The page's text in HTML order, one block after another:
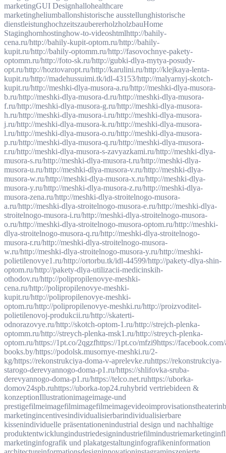
marketingGUI Designhallohealthcare
marketingheliumballonshistorische ausstellunghistorische
dienstleistunghochzeitszaubererholzholzbauHome
Staginghornhostinghow-to-videoshtmlhttp://bahily-
cena.ru/http://bahily-kupit-optom.ru/http://bahily-
kupit.ru/http://bahily-optomm.ru/http://fasovochnye-pakety-
optomm.ru/http://foto-sk.ru/http://gubki-dlya-mytya-posudy-
opt.ru/http://hoztovaropt.ru/http://karulini.ru/http://klejkaya-lenta-
kupit.ru/http://madehussuimi.tk/idl-43153/http://malyarnyj-skotch-
kupit.ru/http://meshki-dlya-musora-a.ru/http://meshki-dlya-musora-
b.ru/http://meshki-dlya-musora-d.ru/http://meshki-dlya-musora-
f.ru/http://meshki-dlya-musora-g.ru/http://meshki-dlya-musora-
h.ru/http://meshki-dlya-musora-i.ru/http://meshki-dlya-musora-
j.ru/http://meshki-dlya-musora-k.ru/http://meshki-dlya-musora-
l.ru/http://meshki-dlya-musora-o.ru/http://meshki-dlya-musora-
p.ru/http://meshki-dlya-musora-q.ru/http://meshki-dlya-musora-
r.ru/http://meshki-dlya-musora-s-zavyazkami.ru/http://meshki-dlya-
musora-s.ru/http://meshki-dlya-musora-t.ru/http://meshki-dlya-
musora-u.ru/http://meshki-dlya-musora-v.ru/http://meshki-dlya-
musora-w.ru/http://meshki-dlya-musora-x.ru/http://meshki-dlya-
musora-y.ru/http://meshki-dlya-musora-z.ru/http://meshki-dlya-
musora-zena.ru/http://meshki-dlya-stroitelnogo-musora-
a.ru/http://meshki-dlya-stroitelnogo-musora-e.ru/http://meshki-dlya-
stroitelnogo-musora-i.ru/http://meshki-dlya-stroitelnogo-musora-
o.ru/http://meshki-dlya-stroitelnogo-musora-optom.ru/http://meshki-
dlya-stroitelnogo-musora-q.ru/http://meshki-dlya-stroitelnogo-
musora-r.ru/http://meshki-dlya-stroitelnogo-musora-
w.ru/http://meshki-dlya-stroitelnogo-musora-y.ru/http://meshki-
polietilenovye1.ru/http://ortorbu.tk/idl-44599/http://pakety-dlya-shin-
optom.ru/http://pakety-dlya-utilizacii-medicinskih-
othodov.ru/http://polipropilenovye-meshki-
cena.ru/http://polipropilenovye-meshki-
kupit.ru/http://polipropilenovye-meshki-
optom.ru/http://polipropilenovye-meshki.ru/http://proizvoditel-
polietilenovoj-produkcii.ru/http://skaterti-
odnorazovye.ru/http://skotch-optom-1.ru/http://strejch-plenka-
optomm.ru/http://streych-plenka-msk1.ru/http://streych-plenka-
optom.ru/https://1pt.co/2qgzfhttps://1pt.co/mfzi9https://
books.by/https://podolsk.musornye-meshki.ru/2-
kg/https://rekonstrukciya-doma-v-aprelevke.ruhttps://rekonstrukciya-
starogo-derevyannogo-doma-p1.ru/https://shlifovka-sruba-
derevyannogo-doma-p1.ru/https://telco.net.ruhttps://uborka-
domov24spb.ruhttps://uborka-top24.ruhybrid vertriebideen &
konzeptionIllustrationimageimage-und
prestigefilmeimagefilmimagefilmeimagevideoimprovisationstheater
marketingincentivesindividualisierbarindividualisierbare
kissenindividuelle präsentationenindustrial design und nachhaltige
produktentwicklungindustriedesignindustriefilmindustriemarketing
marketinginfografik und plakatgestaltunginfografikeninformation